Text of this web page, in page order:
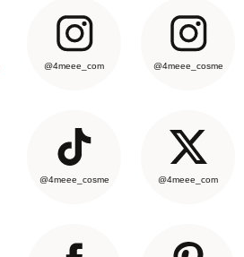
@4meee_com @4meee_cosme
@4meee_cosme @4meee_com